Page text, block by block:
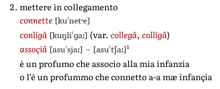
mettere in collegamento
connette [kuˈnetˑe]
conligâ [kuŋliˈɡaː] (var. collegâ, colligâ)
assoçiâ [asuˈsjaː] ~ [asuˈtʃaː]1
è un profumo che associo alla mia infanzia
o l’é un profummo che connetto a-a mæ infançia